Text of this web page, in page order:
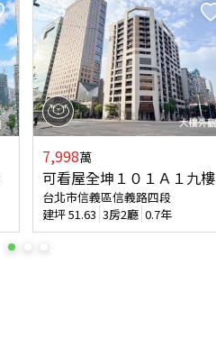
7,998萬
可看屋全坤１０１Ａ１九樓
台北市信義區信義路四段
建坪51.63 3房2廳 0.7年